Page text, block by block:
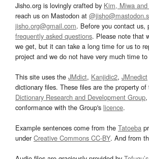
Jisho.org is lovingly crafted by Kim, Miwa and
reach us on Mastodon at
jisho.org@gmail.com. Before you contact us,
frequently asked questions. Please note that
we get, but it can take a long time for us to
project and we do not have very much time
This site uses the JMdict, Kanjidic2, JMnedict
dictionary files. These files are the property of
Dictionary Research and Development Group
conformance with the Group's licence.
Example sentences come from the Tatoeba
underCreative Commons CC-BY. And from